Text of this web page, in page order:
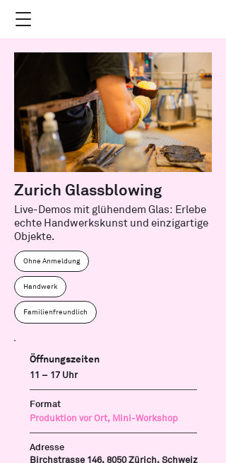
Zurich Glassblowing
Live-Demos mit glühendem Glas: Erlebe
echte Handwerkskunst und einzigartige
Objekte.
Ohne Anmeldung
Handwerk
Familienfreundlich
Öffnungszeiten
11 – 17 Uhr
Format
Produktion vor Ort, Mini-Workshop
Adresse
Birchstrasse 146, 8050 Zürich, Schweiz